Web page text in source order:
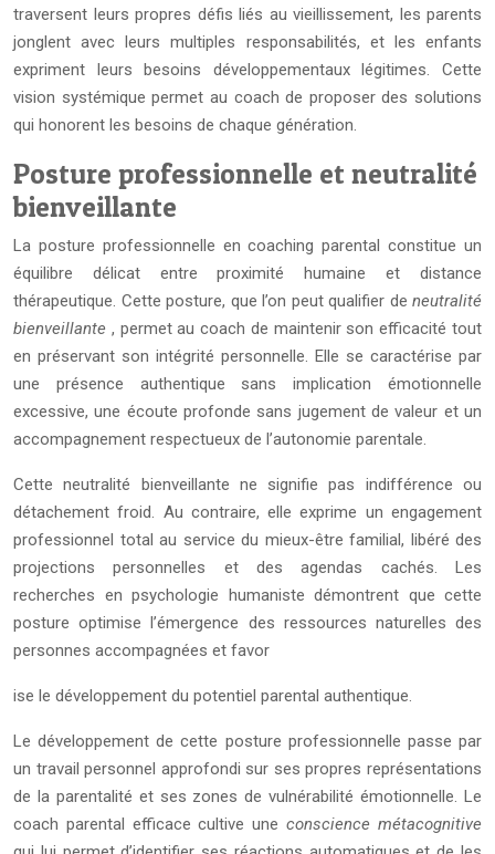
traversent leurs propres défis liés au vieillissement, les parents
jonglent avec leurs multiples responsabilités, et les enfants
expriment leurs besoins développementaux légitimes. Cette
vision systémique permet au coach de proposer des solutions
qui honorent les besoins de chaque génération.
Posture professionnelle et neutralité
bienveillante
La posture professionnelle en coaching parental constitue un
équilibre délicat entre proximité humaine et distance
thérapeutique. Cette posture, que l’on peut qualifier de neutralité
bienveillante , permet au coach de maintenir son efficacité tout
en préservant son intégrité personnelle. Elle se caractérise par
une présence authentique sans implication émotionnelle
excessive, une écoute profonde sans jugement de valeur et un
accompagnement respectueux de l’autonomie parentale.
Cette neutralité bienveillante ne signifie pas indifférence ou
détachement froid. Au contraire, elle exprime un engagement
professionnel total au service du mieux-être familial, libéré des
projections personnelles et des agendas cachés. Les
recherches en psychologie humaniste démontrent que cette
posture optimise l’émergence des ressources naturelles des
personnes accompagnées et favor
ise le développement du potentiel parental authentique.
Le développement de cette posture professionnelle passe par
un travail personnel approfondi sur ses propres représentations
de la parentalité et ses zones de vulnérabilité émotionnelle. Le
coach parental efficace cultive uneconscience métacognitive